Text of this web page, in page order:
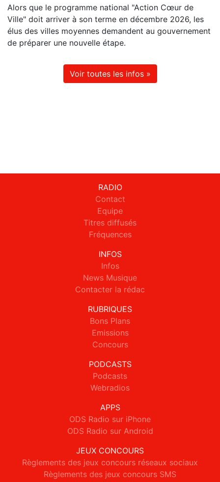
Alors que le programme national "Action Cœur de
Ville" doit arriver à son terme en décembre 2026, les
élus des villes moyennes demandent au gouvernement
de préparer une nouvelle étape.
Voir toutes les infos »
RADIO
Contact
Equipe
Titres diffusés
Fréquences
INFOS
Infos
News Musique
Contacter la rédac
RUBRIQUES
Bons Plans
Emissions
Concours
PODCASTS
Podcasts
Webradios
APPS
ODS Radio sur iPhone
ODS Radio sur Android
JEUX CONCOURS
Règlements des jeux concours réseaux sociaux
Règlements des jeux concours SMS